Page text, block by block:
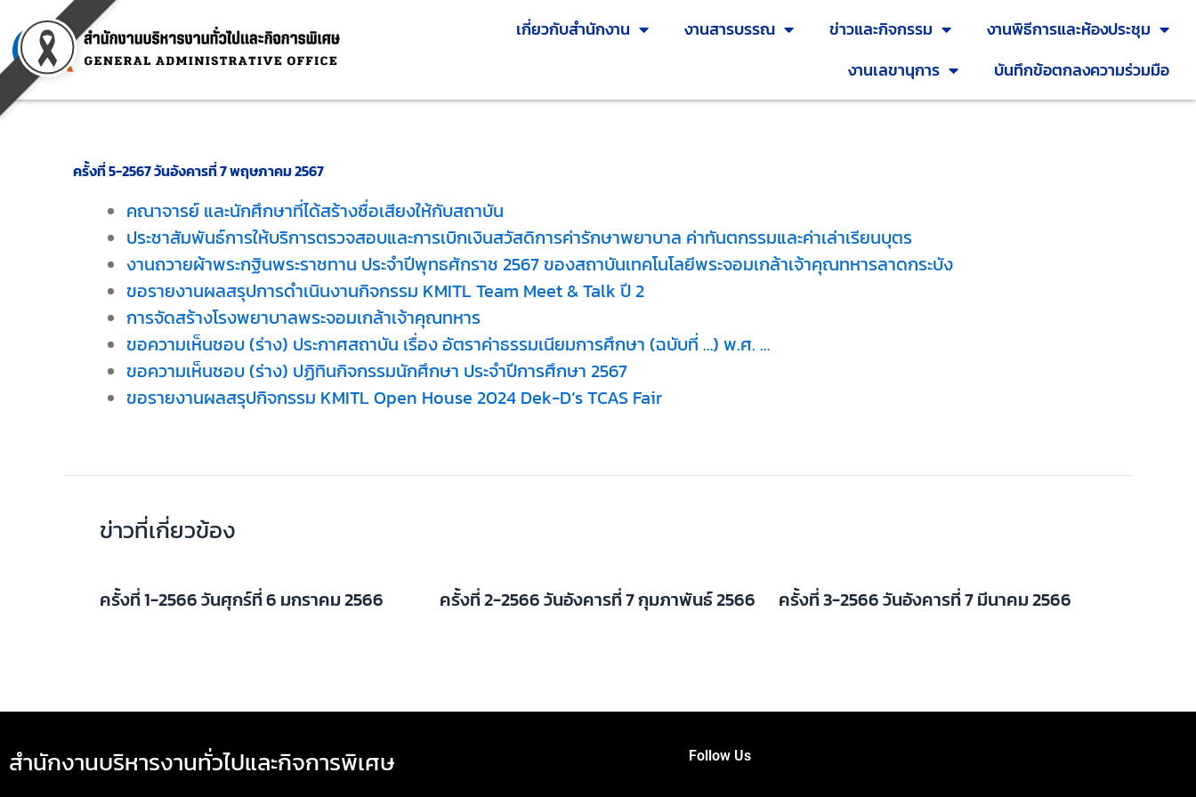
content
เกี่ยวกับสำนักงาน งานสารบรรณ ข่าวและกิจกรรม
งานพิธีการและห้องประชุม
งานเลขานุการ
บันทึกข้อตกลงความร่วมมือ
ครั้งที่ 5-2567 วันอังคารที่ 7 พฤษภาคม 2567
คณาจารย์ และนักศึกษาที่ได้สร้างชื่อเสียงให้กับสถาบัน
ประชาสัมพันธ์การให้บริการตรวจสอบและการเบิกเงินสวัสดิการค่ารักษาพยาบาล ค่าทันตกรรมและค่าเล่าเรียนบุตร
งานถวายผ้าพระกฐินพระราชทาน ประจำปีพุทธศักราช 2567 ของสถาบันเทคโนโลยีพระจอมเกล้าเจ้าคุณทหารลาดกระบัง
ขอรายงานผลสรุปการดำเนินงานกิจกรรม KMITL Team Meet & Talk ปี 2
การจัดสร้างโรงพยาบาลพระจอมเกล้าเจ้าคุณทหาร
ขอความเห็นชอบ (ร่าง) ประกาศสถาบัน เรื่อง อัตราค่าธรรมเนียมการศึกษา (ฉบับที่ …) พ.ศ. …
ขอความเห็นชอบ (ร่าง) ปฏิทินกิจกรรมนักศึกษา ประจำปีการศึกษา 2567
ขอรายงานผลสรุปกิจกรรม KMITL Open House 2024 Dek-D’s TCAS Fair
ข่าวที่เกี่ยวข้อง
ครั้งที่ 1-2566 วันศุกร์ที่ 6 มกราคม 2566 ครั้งที่ 2-2566 วันอังคารที่ 7 กุมภาพันธ์ 2566 ครั้งที่ 3-2566 วันอังคารที่ 7 มีนาคม 2566
สำนักงานบริหารงานทั่วไปและกิจการพิเศษ Follow Us